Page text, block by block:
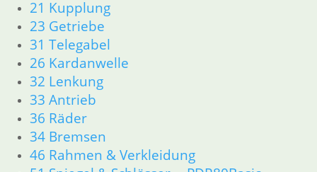
21 Kupplung
23 Getriebe
31 Telegabel
26 Kardanwelle
32 Lenkung
33 Antrieb
36 Räder
34 Bremsen
46 Rahmen & Verkleidung
12 Motorelektrik
13 Vergaser
16 Tank
18 Auspuff
21 Kupplung
23 Getriebe
34 Bremsen
36 Räder
46 Rahmen & Verkleidung
51 Spiegel & Schlösser